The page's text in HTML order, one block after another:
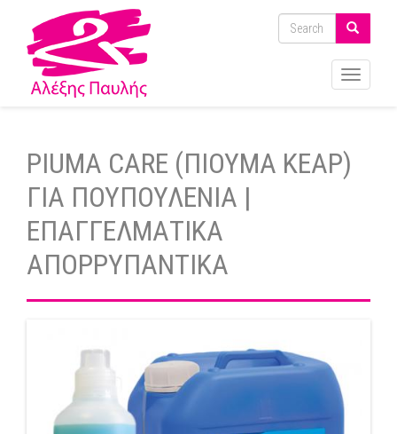
PIUMA CARE (ΠΙΟΥΜΑ ΚΕΑΡ)
ΓΙΑ ΠΟΥΠΟΥΛΕΝΙΑ |
ΕΠΑΓΓΕΛΜΑΤΙΚΑ
ΑΠΟΡΡΥΠΑΝΤΙΚΑ
Toggle